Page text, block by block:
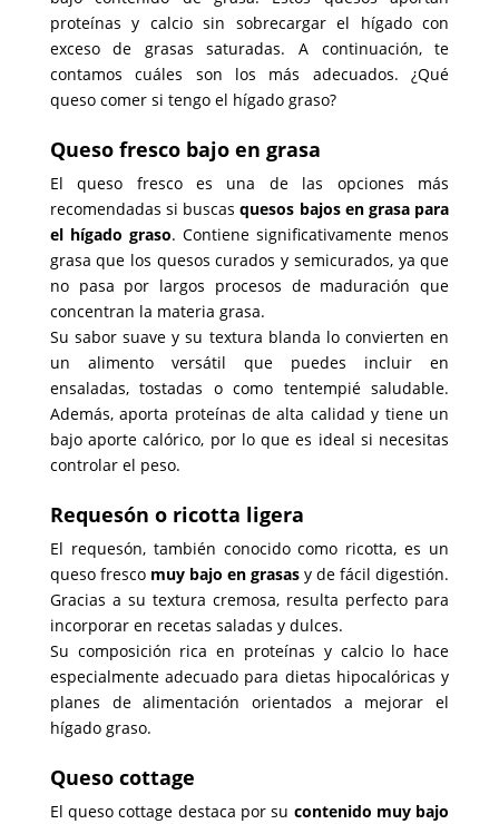
proteínas y calcio sin sobrecargar el hígado con
exceso de grasas saturadas. A continuación, te
contamos cuáles son los más adecuados. ¿Qué
queso comer si tengo el hígado graso?
Queso fresco bajo en grasa
El queso fresco es una de las opciones más
recomendadas si buscasquesos bajos en grasa para
el hígado graso. Contiene significativamente menos
grasa que los quesos curados y semicurados, ya que
no pasa por largos procesos de maduración que
concentran la materia grasa.
Su sabor suave y su textura blanda lo convierten en
un alimento versátil que puedes incluir en
ensaladas, tostadas o como tentempié saludable.
Además, aporta proteínas de alta calidad y tiene un
bajo aporte calórico, por lo que es ideal si necesitas
controlar el peso.
Requesón o ricotta ligera
El requesón, también conocido como ricotta, es un
queso fresco muy bajo en grasas y de fácil digestión.
Gracias a su textura cremosa, resulta perfecto para
incorporar en recetas saladas y dulces.
Su composición rica en proteínas y calcio lo hace
especialmente adecuado para dietas hipocalóricas y
planes de alimentación orientados a mejorar el
hígado graso.
Queso cottage
El queso cottage destaca por su contenido muy bajo